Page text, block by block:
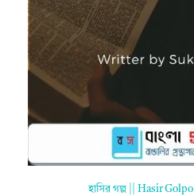
হাসির গল্প || Hasir